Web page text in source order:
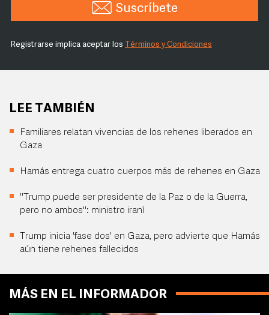
Suscríbete
Registrarse implica aceptar los Términos y Condiciones
LEE TAMBIÉN
Familiares relatan vivencias de los rehenes liberados en
Gaza
Hamás entrega cuatro cuerpos más de rehenes en Gaza
"Trump puede ser presidente de la Paz o de la Guerra,
pero no ambos": ministro iraní
Trump inicia 'fase dos' en Gaza, pero advierte que Hamás
aún tiene rehenes fallecidos
MÁS EN EL INFORMADOR